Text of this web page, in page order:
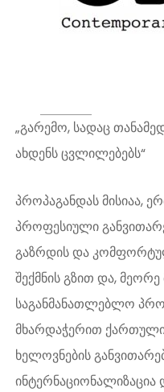
„გარემო, სადაც
ახდენს ცვლილებებს“
პროპაგანდას მისიაა,
პროფესიული
გაზრდის და
შექმნის გზით და,
საგანმანათლებლო
მხარდაჭერით
ხელოვნების